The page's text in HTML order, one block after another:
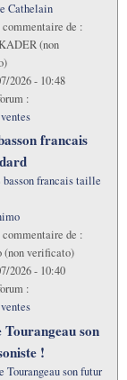
Cathelain
commentaire de :
(non
2026 - 10:48
:
francais
basson francais taille
commentaire de :
(non verificato)
2026 - 10:40
:
son
!
Tourangeau son futur